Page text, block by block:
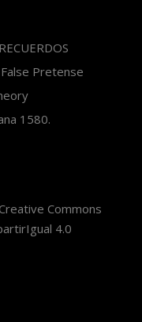
Pretense
1580.
Commons
4.0